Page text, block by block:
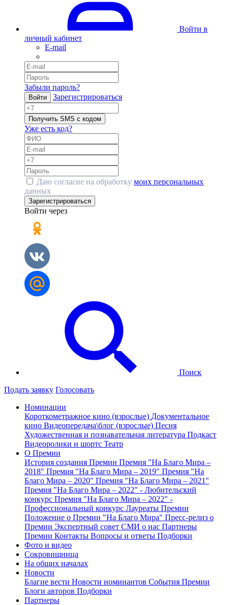
Войти в
личный кабинет
E-mail
Забыли пароль?
Войти Зарегистрироваться
Получить SMS с кодом
Уже есть код?
Даю согласие на обработку моих персональных
данных
Зарегистрироваться
Войти через
Поиск
Подать заявку Голосовать
Номинации
Короткометражное кино (взрослые) Документальное
кино Видеопередача\блог (взрослые) Песня
Художественная и познавательная литература Подкаст
Видеоролики и шортс Театр
О Премии
История создания Премии Премия "На Благо Мира –
2018" Премия "На Благо Мира – 2019" Премия "На
Благо Мира – 2020" Премия "На Благо Мира – 2021"
Премия "На Благо Мира – 2022" - Любительский
конкурс Премия "На Благо Мира – 2022" -
Профессиональный конкурс Лауреаты Премии
Положение о Премии "На Благо Мира" Пресс-релиз о
Премии Экспертный совет СМИ о нас Партнеры
Премии Контакты Вопросы и ответы Подборки
Фото и видео
Сокровищница
На общих началах
Новости
Благие вести Новости номинантов События Премии
Блоги авторов Подборки
Партнеры